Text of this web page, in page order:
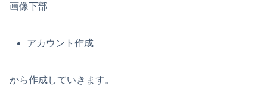
画像下部
アカウント作成
から作成していきます。